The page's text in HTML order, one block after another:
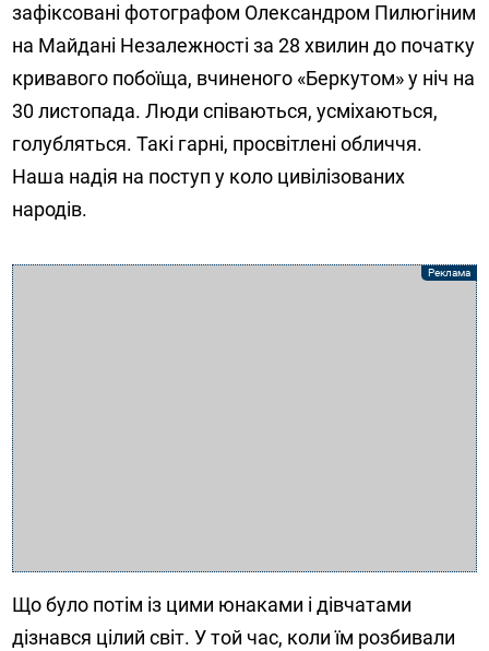
зафіксовані фотографом Олександром Пилюгіним
на Майдані Незалежності за 28 хвилин до початку
кривавого побоїща, вчиненого «Беркутом» у ніч на
30 листопада. Люди співаються, усміхаються,
голубляться. Такі гарні, просвітлені обличчя.
Наша надія на поступ у коло цивілізованих
народів.
Що було потім із цими юнаками і дівчатами
дізнався цілий світ. У той час, коли їм розбивали